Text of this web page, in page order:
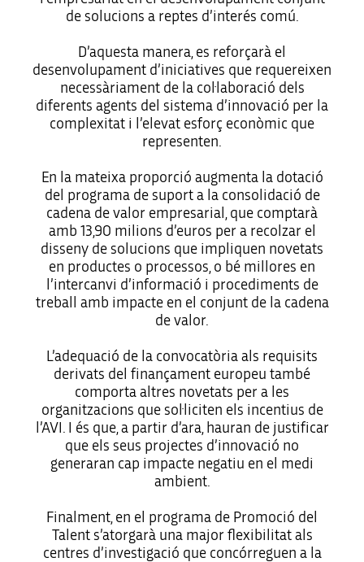
de solucions a reptes d’interés comú.
D’aquesta manera, es reforçarà el
desenvolupament d’iniciatives que requereixen
necessàriament de la col·laboració dels
diferents agents del sistema d’innovació per la
complexitat i l’elevat esforç econòmic que
representen.
En la mateixa proporció augmenta la dotació
del programa de suport a la consolidació de
cadena de valor empresarial, que comptarà
amb 13,90 milions d’euros per a recolzar el
disseny de solucions que impliquen novetats
en productes o processos, o bé millores en
l’intercanvi d’informació i procediments de
treball amb impacte en el conjunt de la cadena
de valor.
L’adequació de la convocatòria als requisits
derivats del finançament europeu també
comporta altres novetats per a les
organitzacions que sol·liciten els incentius de
l’AVI. I és que, a partir d’ara, hauran de justificar
que els seus projectes d’innovació no
generaran cap impacte negatiu en el medi
ambient.
Finalment, en el programa de Promoció del
Talent s’atorgarà una major flexibilitat als
centres d’investigació que concórreguen a la